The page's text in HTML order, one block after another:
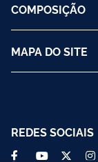
COMPOSIÇÃO
MAPA DO SITE
REDES SOCIAIS